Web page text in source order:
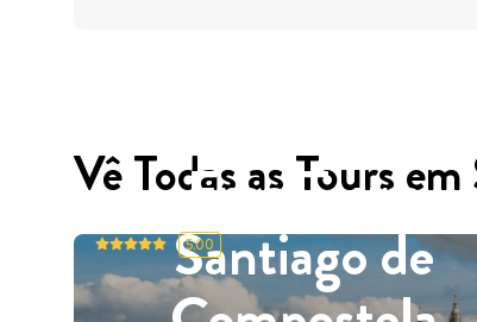
Vê Todas as Tours
Free Tours
Santiago de
5.00